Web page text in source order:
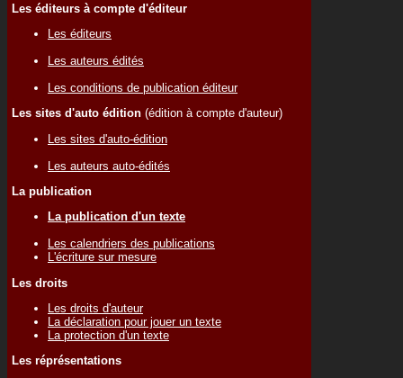
Les éditeurs à compte d'éditeur
Les éditeurs
Les auteurs édités
Les conditions de publication éditeur
Les sites d'auto édition (édition à compte d'auteur)
Les sites d'auto-édition
Les auteurs auto-édités
La publication
La publication d'un texte
Les calendriers des publications
L'écriture sur mesure
Les droits
Les droits d'auteur
La déclaration pour jouer un texte
La protection d'un texte
Les réprésentations